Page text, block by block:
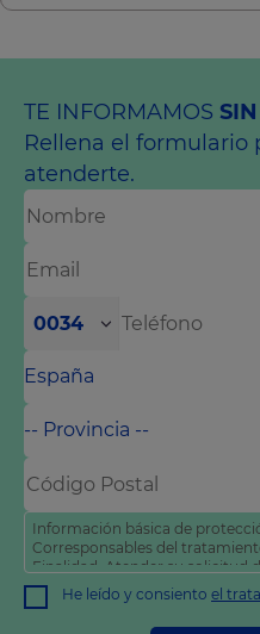
TE INFORMAMOS
Rellena el formulario
atenderte.
0034
Información básica de
Corresponsables del
Finalidad: Atender su solicitud
comercial
Derechos: Puede acceder,
como otros derechos tal y
He leído y consiento el